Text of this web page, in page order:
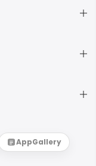
AppGallery